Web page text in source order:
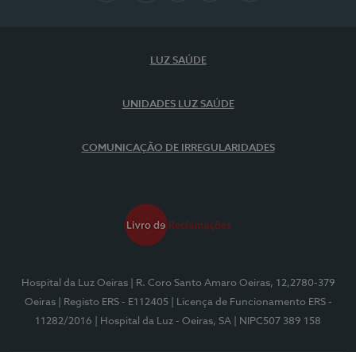
LUZ SAÚDE
UNIDADES LUZ SAÚDE
COMUNICAÇÃO DE IRREGULARIDADES
Hospital da Luz Oeiras
| R. Coro Santo Amaro Oeiras, 12,2780-379
Oeiras
| Registo ERS - E112405
| Licença de Funcionamento ERS -
11282/2016
| Hospital da Luz - Oeiras, SA | NIPC507 389 158